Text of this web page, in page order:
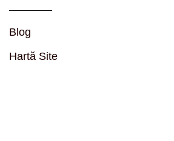
Blog
Hartă Site